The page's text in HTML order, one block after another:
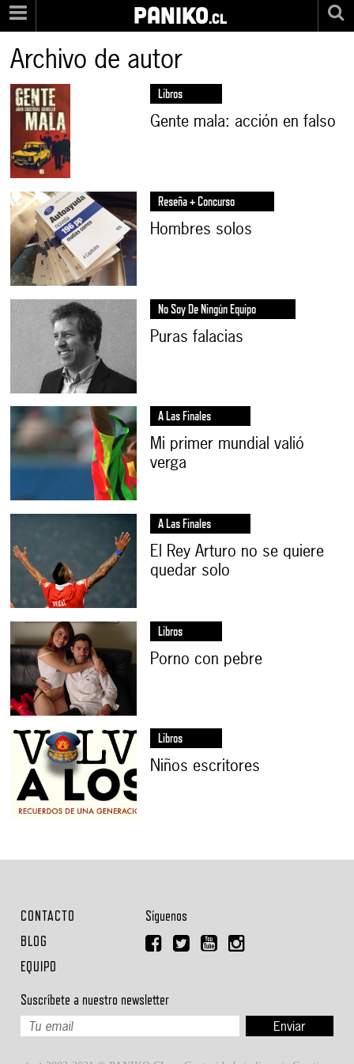
PANIKO.cl
Archivo de autor
Libros
Gente mala: acción en falso
Reseña + Concurso
Hombres solos
No Soy De Ningún Equipo
Puras falacias
A Las Finales
Mi primer mundial valió
verga
A Las Finales
El Rey Arturo no se quiere
quedar solo
Libros
Porno con pebre
Libros
Niños escritores
CONTACTO
BLOG
EQUIPO
Síguenos
Suscríbete a nuestro newsletter